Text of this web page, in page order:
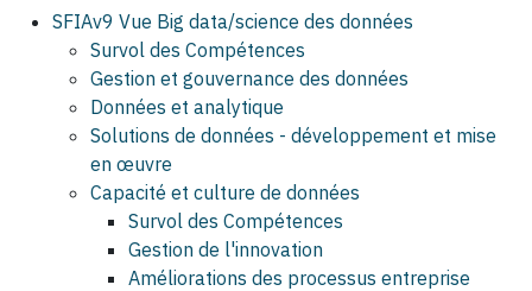
SFIAv9 Vue Big data/science des données
Survol des Compétences
Gestion et gouvernance des données
Données et analytique
Solutions de données - développement et mise
en œuvre
Capacité et culture de données
Survol des Compétences
Gestion de l'innovation
Améliorations des processus entreprise